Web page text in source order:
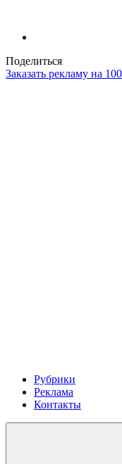
Поделиться
Заказать рекламу на
Рубрики
Реклама
Контакты